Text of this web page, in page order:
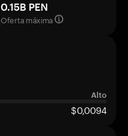
0.15B PEN
Oferta máxima
Alto
$0,0094